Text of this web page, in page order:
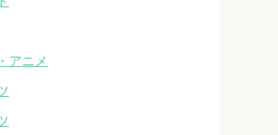
アニメ